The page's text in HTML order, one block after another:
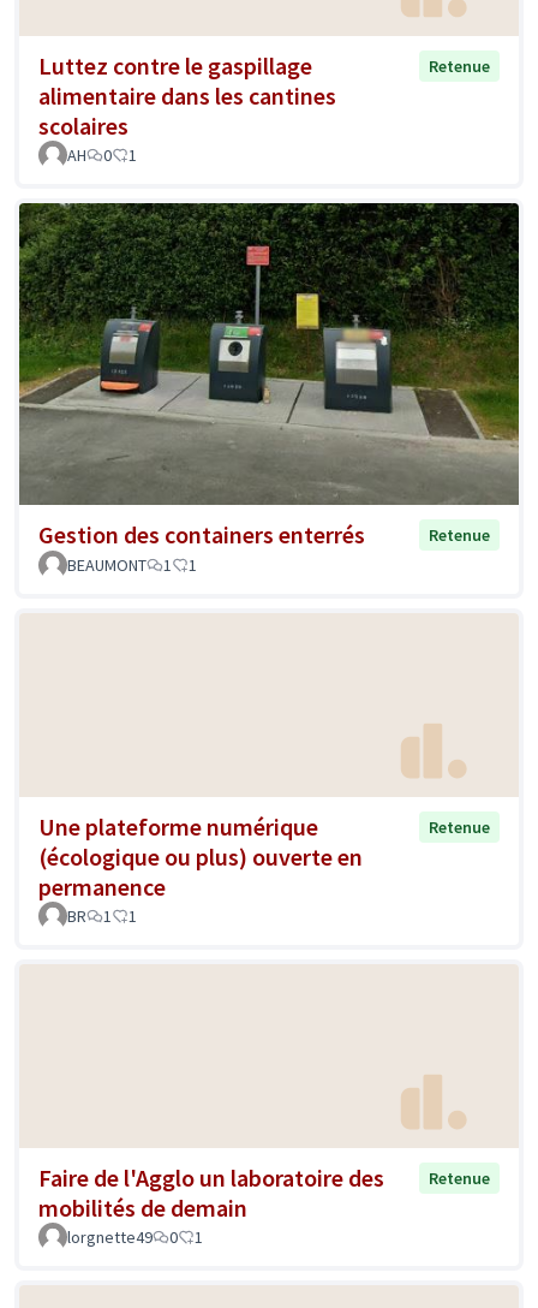
Luttez contre le gaspillage
alimentaire dans les cantines
scolaires
Retenue
AH 0 1
Gestion des containers enterrés
Retenue
BEAUMONT
1 1
Une plateforme numérique
(écologique ou plus) ouverte en
permanence
Retenue
BR 1 1
Faire de l'Agglo un laboratoire des
mobilités de demain
Retenue
lorgnette49 0 1